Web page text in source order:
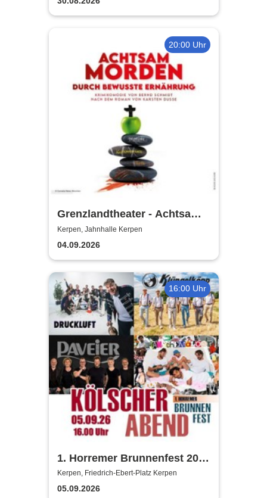
20:00 Uhr
Grenzlandtheater - Achtsam
Morden durch bewusste
Ernährung
Kerpen, Jahnhalle Kerpen
04.09.2026
16:00 Uhr
1. Horremer Brunnenfest 2026
- Klüngelköpp, Druckluft,
Planschemalöör, Paveier
Kerpen, Friedrich-Ebert-Platz Kerpen
05.09.2026